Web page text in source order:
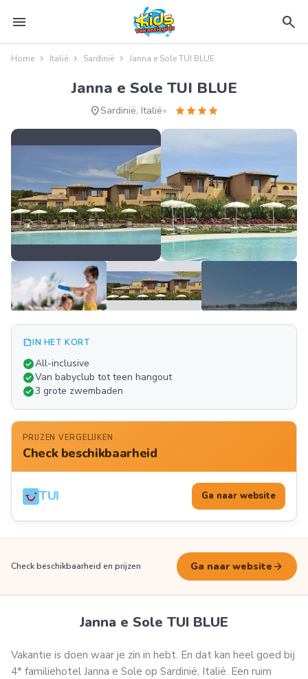
menu search
Home Italië Sardinië Janna e Sole TUI BLUE
Janna e Sole TUI BLUE
location_onSardinië, Italië starstarstarstar
summarizeIN HET KORT
check_circleAll-inclusive
check_circleVan babyclub tot teen hangout
check_circle3 grote zwembaden
PRIJZEN VERGELIJKEN
Check beschikbaarheid
TUI Ga naar website
Check beschikbaarheid en prijzen Ga naar website arrow_forward
Janna e Sole TUI BLUE
Vakantie is doen waar je zin in hebt. En dat kan heel goed bij
4* familiehotel Janna e Sole op Sardinië, Italië. Een ruim